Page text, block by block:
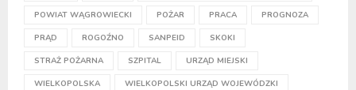
POWIAT WĄGROWIECKI POŻAR PRACA PROGNOZA
PRĄD ROGOŹNO SANPEID SKOKI
STRAŻ POŻARNA SZPITAL URZĄD MIEJSKI
WIELKOPOLSKA WIELKOPOLSKI URZĄD WOJEWÓDZKI